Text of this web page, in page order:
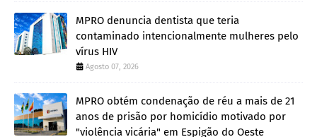
MPRO denuncia dentista que teria
contaminado intencionalmente mulheres pelo
vírus HIV
Agosto 07, 2026
MPRO obtém condenação de réu a mais de 21
anos de prisão por homicídio motivado por
"violência vicária" em Espigão do Oeste